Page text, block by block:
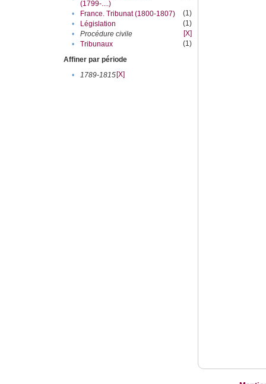
(1799-....)
• France. Tribunat (1800-1807)
(1)
•
Législation
(1)
•
Procédure civile
[X]
•
Tribunaux
(1)
Affiner par période
•
1789-1815[X]